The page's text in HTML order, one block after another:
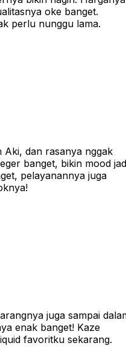
oke banget.
perlu nunggu lama.
dan rasanya nggak
banget, bikin mood
pelayanannya juga
juga sampai
enak banget! Kaze
favoritku sekarang.